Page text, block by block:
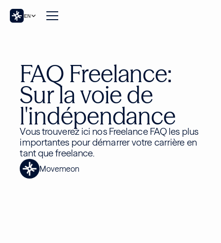
EN
FAQ Freelance:
Sur la voie de
l'indépendance
Vous trouverez ici nos Freelance FAQ les plus
importantes pour démarrer votre carrière en
tant que freelance.
Movemeon